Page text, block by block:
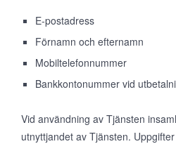
E-postadress
Förnamn och efternamn
Mobiltelefonnummer
Bankkontonummer vid
Vid användning av Tjänsten
utnyttjandet av Tjänsten.